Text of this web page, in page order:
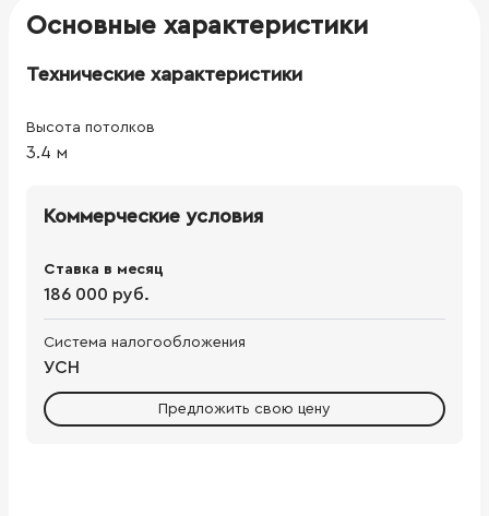
Основные характеристики
Технические характеристики
Высота потолков
3.4 м
Коммерческие условия
Ставка в месяц
186 000 руб.
Система налогообложения
УСН
Предложить свою цену